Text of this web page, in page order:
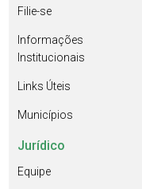
Filie-se
Informações
Institucionais
Links Úteis
Municípios
Jurídico
Equipe